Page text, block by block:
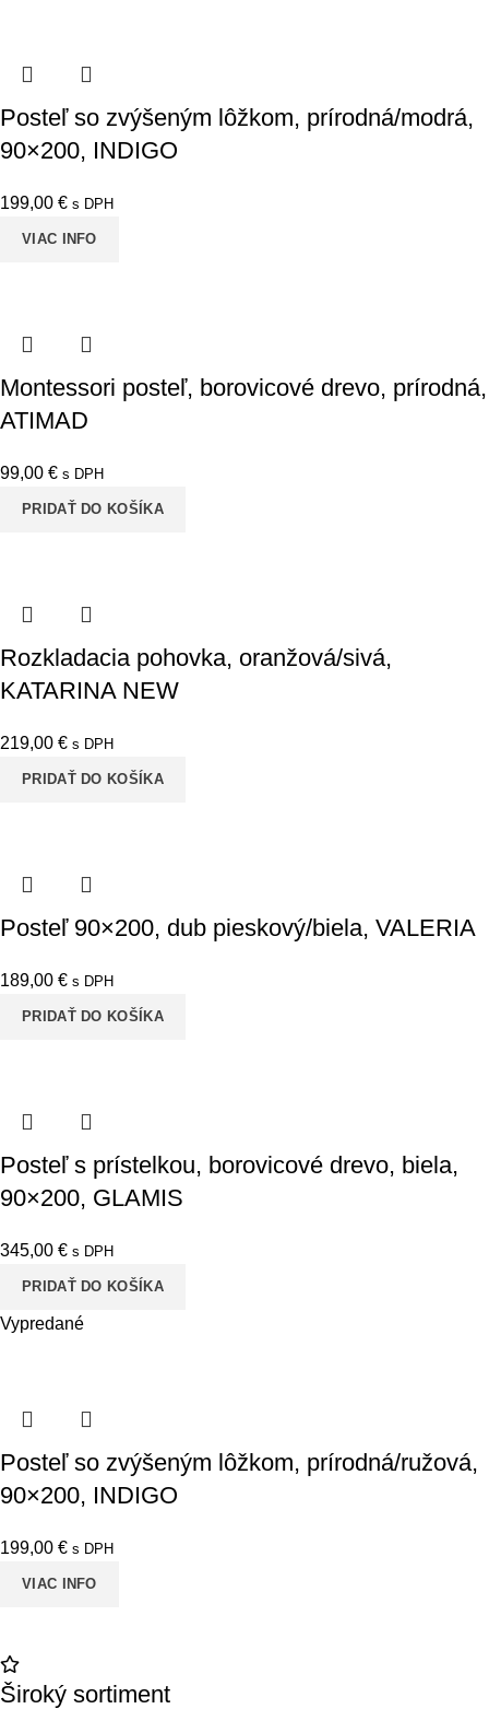
Posteľ so zvýšeným lôžkom, prírodná/modrá,
90×200, INDIGO
199,00 € s DPH
VIAC INFO
Montessori posteľ, borovicové drevo, prírodná,
ATIMAD
99,00 € s DPH
PRIDAŤ DO KOŠÍKA
Rozkladacia pohovka, oranžová/sivá,
KATARINA NEW
219,00 € s DPH
PRIDAŤ DO KOŠÍKA
Posteľ 90×200, dub pieskový/biela, VALERIA
189,00 € s DPH
PRIDAŤ DO KOŠÍKA
Posteľ s prístelkou, borovicové drevo, biela,
90×200, GLAMIS
345,00 € s DPH
PRIDAŤ DO KOŠÍKA
Vypredané
Posteľ so zvýšeným lôžkom, prírodná/ružová,
90×200, INDIGO
199,00 € s DPH
VIAC INFO
Široký sortiment